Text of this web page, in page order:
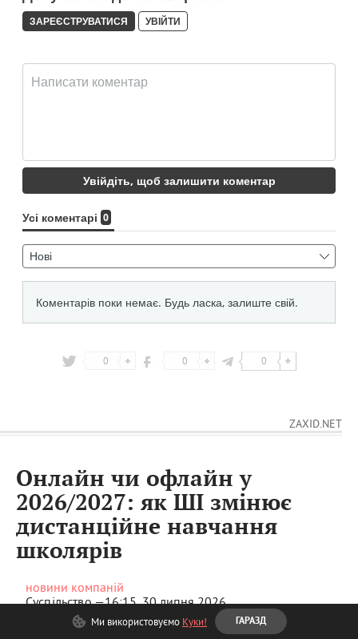
0 0 0
ZAXID.NET
Онлайн чи офлайн у
2026/2027: як ШІ змінює
дистанційне навчання
школярів
новини компаній
Суспільство —16:15, 30 липня 2026
Ми використовуємо Куки! ГАРАЗД